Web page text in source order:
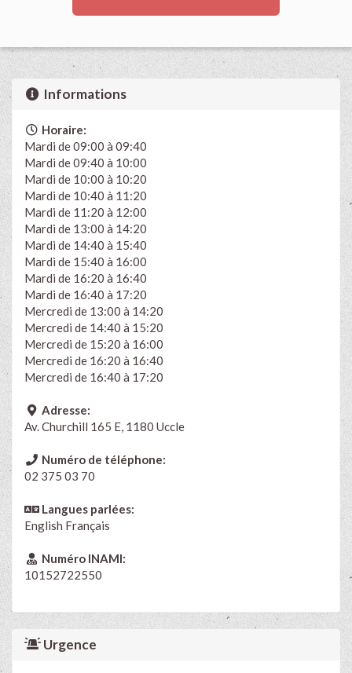
Informations
Horaire:
Mardi de 09:00 à 09:40
Mardi de 09:40 à 10:00
Mardi de 10:00 à 10:20
Mardi de 10:40 à 11:20
Mardi de 11:20 à 12:00
Mardi de 13:00 à 14:20
Mardi de 14:40 à 15:40
Mardi de 15:40 à 16:00
Mardi de 16:20 à 16:40
Mardi de 16:40 à 17:20
Mercredi de 13:00 à 14:20
Mercredi de 14:40 à 15:20
Mercredi de 15:20 à 16:00
Mercredi de 16:20 à 16:40
Mercredi de 16:40 à 17:20
Adresse:
Av. Churchill 165 E, 1180 Uccle
Numéro de téléphone:
02 375 03 70
Langues parlées:
English Français
Numéro INAMI:
10152722550
Urgence